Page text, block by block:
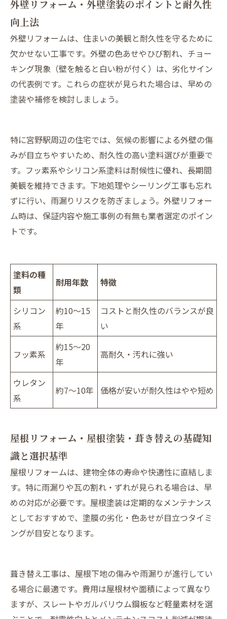
外壁リフォーム・外壁塗装のポイントと耐久性
向上法
外壁リフォームは、住まいの美観と耐久性を守るために
欠かせない工事です。外壁の色あせやひび割れ、チョー
キング現象（壁を触ると白い粉が付く）は、劣化サイン
の代表例です。これらの症状が見られた場合は、早めの
塗装や補修を検討しましょう。
特に宮野駅周辺の住宅では、気候の影響による外壁の傷
みが目立ちやすいため、耐久性の高い塗料選びが重要で
す。フッ素系やシリコン系塗料は耐候性に優れ、長期間
美観を維持できます。下地処理やシーリング工事も忘れ
ずに行い、雨漏りリスクを防ぎましょう。外壁リフォー
ム時は、保証内容や施工事例の有無も業者選定のポイン
トです。
塗料の種
類
耐用年数 特徴
シリコン
系
約10～15
年
コストと耐久性のバランスが良
い
フッ素系
約15～20
年
高耐久・汚れに強い
ウレタン
系
約7～10年 価格が安いが耐久性はやや短め
屋根リフォーム・屋根塗装・葺き替えの基礎知
識と選択基準
屋根リフォームは、建物全体の寿命や快適性に直結しま
す。特に雨漏りや瓦の割れ・ずれが見られる場合は、早
めの対応が必要です。屋根塗装は定期的なメンテナンス
としておすすめで、塗膜の劣化・色あせが目立つタイミ
ングが目安となります。
葺き替え工事は、屋根下地の傷みや雨漏りが進行してい
る場合に最適です。費用は屋根材や面積によって異なり
ますが、スレートやガルバリウム鋼板など軽量素材を選